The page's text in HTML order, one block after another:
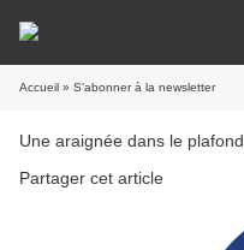
Accueil » S'abonner à la newsletter
Une araignée dans le plafond
Partager cet article